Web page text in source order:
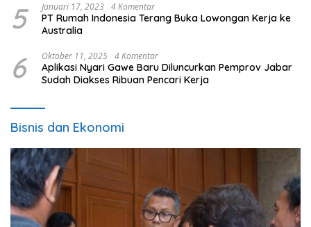
5 Januari 17, 2023 4 Komentar
PT Rumah Indonesia Terang Buka Lowongan Kerja ke
Australia
6 Oktober 11, 2025 4 Komentar
Aplikasi Nyari Gawe Baru Diluncurkan Pemprov Jabar
Sudah Diakses Ribuan Pencari Kerja
Bisnis dan Ekonomi